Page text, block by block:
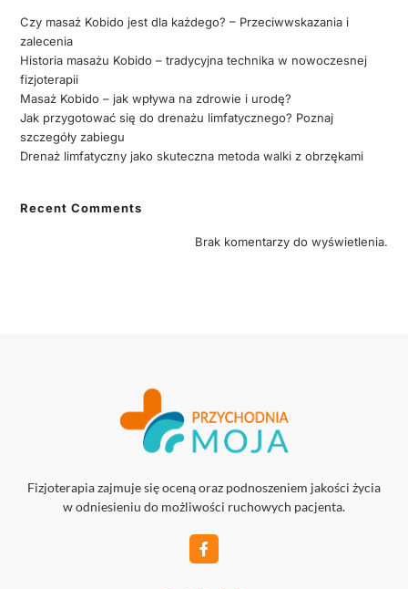
Czy masaż Kobido jest dla każdego? – Przeciwwskazania i
zalecenia
Historia masażu Kobido – tradycyjna technika w nowoczesnej
fizjoterapii
Masaż Kobido – jak wpływa na zdrowie i urodę?
Jak przygotować się do drenażu limfatycznego? Poznaj
szczegóły zabiegu
Drenaż limfatyczny jako skuteczna metoda walki z obrzękami
Recent Comments
Brak komentarzy do wyświetlenia.
Fizjoterapia zajmuje się oceną oraz podnoszeniem jakości życia
w odniesieniu do możliwości ruchowych pacjenta.